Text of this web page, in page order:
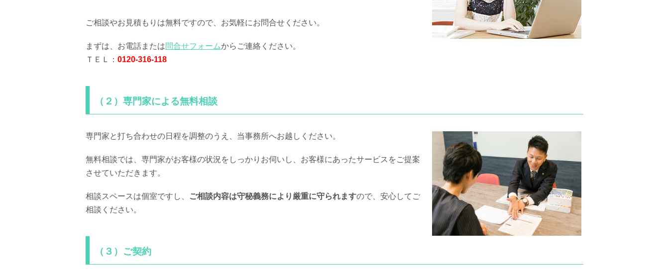
ご相談やお見積もりは無料ですので、お気軽にお問合せください。
まずは、お電話または問合せフォームからご連絡ください。
ＴＥＬ： 0120-316-118
（２）専門家による無料相談
専門家と打ち合わせの日程を調整のうえ、当事務所へお越しください。
無料相談では、専門家がお客様の状況をしっかりお伺いし、お客様にあったサービスをご提案
させていただきます。
相談スペースは個室ですし、 ご相談内容は守秘義務により厳重に守られますので、安心してご
相談ください。
（３）ご契約